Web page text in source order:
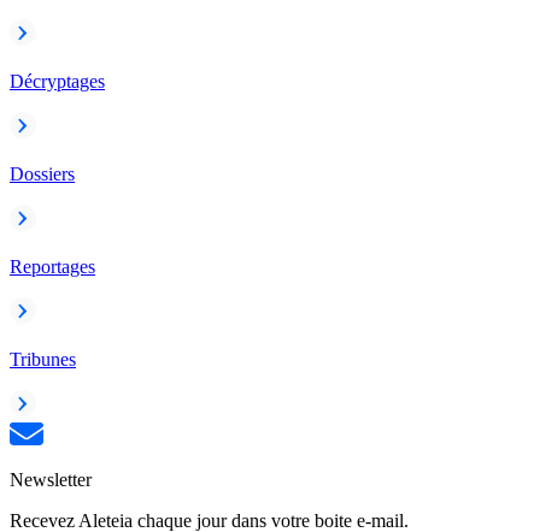
Décryptages
Dossiers
Reportages
Tribunes
Newsletter
Recevez Aleteia chaque jour dans votre boite e-mail.